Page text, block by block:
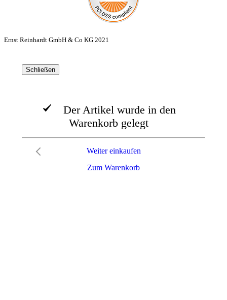
Ernst Reinhardt GmbH & Co KG 2021
Schließen
Der Artikel wurde in den
Warenkorb gelegt
Zum Warenkorb
Weiter einkaufen